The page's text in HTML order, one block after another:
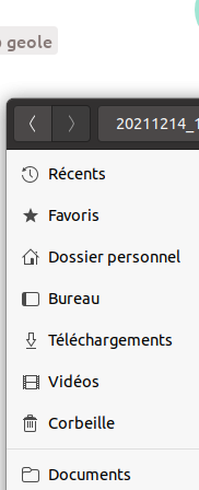
geole